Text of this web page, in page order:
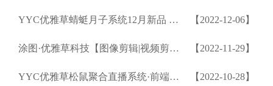
YYC优雅草蜻蜓月子系统12月新品 即将发布-抢先看-整体产品适用于月子中心 【2022-12-06】
涂图·优雅草科技【图像剪辑|视频剪辑|美颜相机|流处理|视频融合|SDK功能拆分服务】一览表-2022年版 【2022-11-29】
YYC优雅草松鼠聚合直播系统·前端视频模块显示空白-解决办法-视频上传处理方法 【2022-10-28】